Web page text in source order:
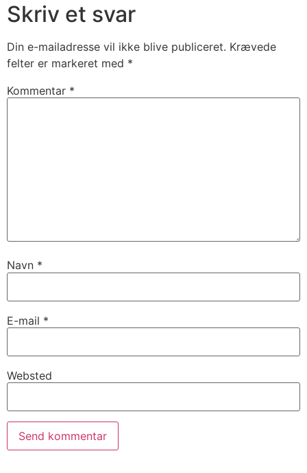
Skriv et svar
Din e-mailadresse vil ikke blive publiceret. Krævede
felter er markeret med *
Kommentar *
Navn *
E-mail *
Websted